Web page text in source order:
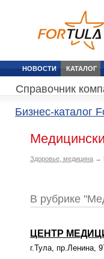
НОВОСТИ КАТАЛОГ
Справочник
Бизнес-каталог
Здоровье, медицина →
В рубрике
ЦЕНТР
г.Тула, пр.Ленина,